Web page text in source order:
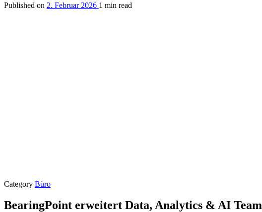
Published on 2. Februar 2026 1 min read
Category Büro
BearingPoint erweitert Data, Analytics & AI Team